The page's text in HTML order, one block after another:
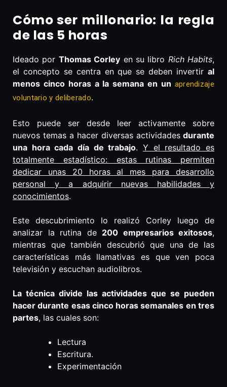
Cómo ser millonario: la regla
de las 5 horas
Ideado por Thomas Corley en su libro Rich Habits,
el concepto se centra en que se deben invertir al
menos cinco horas a la semana en un aprendizaje
voluntario y deliberado.
Esto puede ser desde leer activamente sobre
nuevos temas a hacer diversas actividades durante
una hora cada día de trabajo.Y el resultado es
totalmente estadístico: estas rutinas permiten
dedicar unas 20 horas al mes para desarrollo
personal y a adquirir nuevas habilidades y
conocimientos.
Este descubrimiento lo realizó Corley luego de
analizar la rutina de 200 empresarios exitosos,
mientras que también descubrió que una de las
características más llamativas es que ven poca
televisión y escuchan audiolibros.
La técnica divide las actividades que se pueden
hacer durante esas cinco horas semanales en tres
partes, las cuales son:
Lectura
Escritura.
Experimentación